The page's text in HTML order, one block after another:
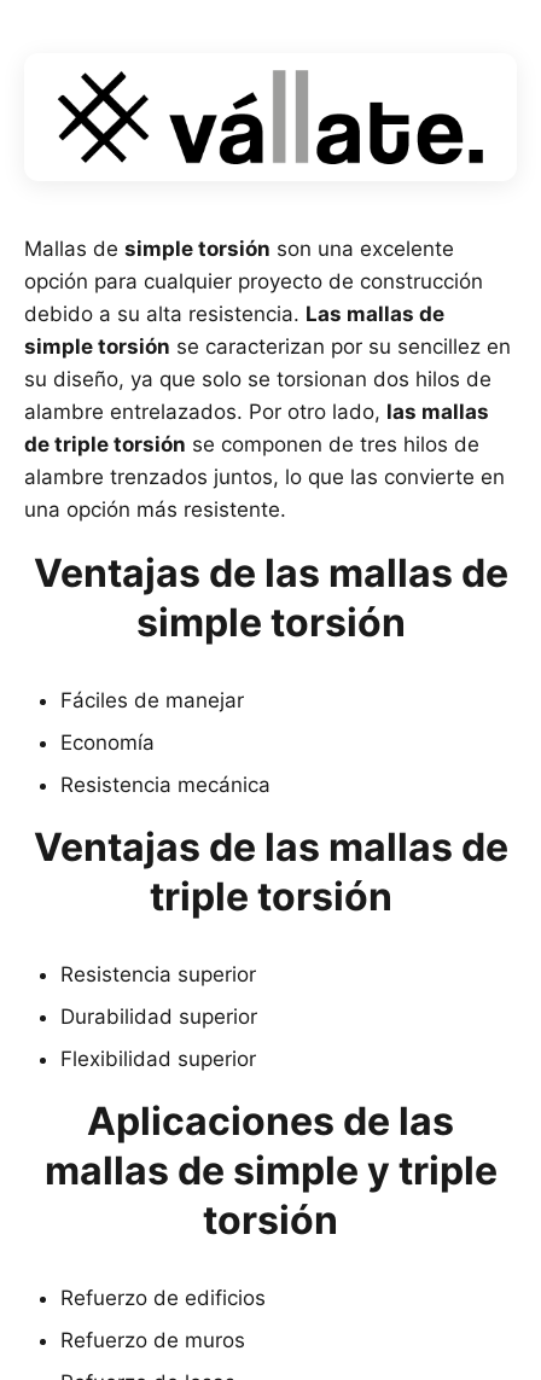
Mallas de simple torsión son una excelente
opción para cualquier proyecto de construcción
debido a su alta resistencia. Las mallas de
simple torsión se caracterizan por su sencillez en
su diseño, ya que solo se torsionan dos hilos de
alambre entrelazados. Por otro lado, las mallas
de triple torsión se componen de tres hilos de
alambre trenzados juntos, lo que las convierte en
una opción más resistente.
Ventajas de las mallas de
simple torsión
Fáciles de manejar
Economía
Resistencia mecánica
Ventajas de las mallas de
triple torsión
Resistencia superior
Durabilidad superior
Flexibilidad superior
Aplicaciones de las
mallas de simple y triple
torsión
Refuerzo de edificios
Refuerzo de muros